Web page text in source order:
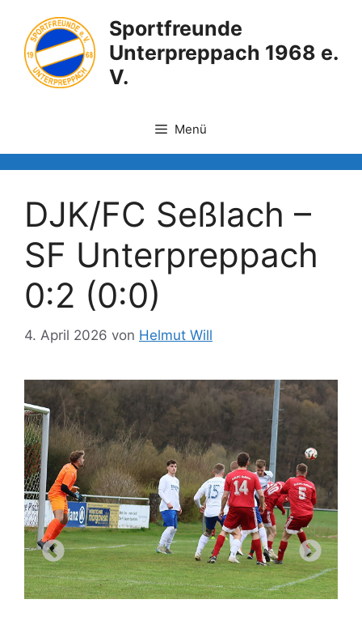
Inhalt
springen
Sportfreunde
Unterpreppach 1968 e.
V.
Menü
DJK/FC Seßlach –
SF Unterpreppach
0:2 (0:0)
4. April 2026 von Helmut Will